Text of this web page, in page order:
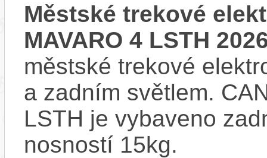
Městské trekové
MAVARO 4 LSTH
městské trekové
a zadním světlem.
LSTH je vybaveno
nosností 15kg.